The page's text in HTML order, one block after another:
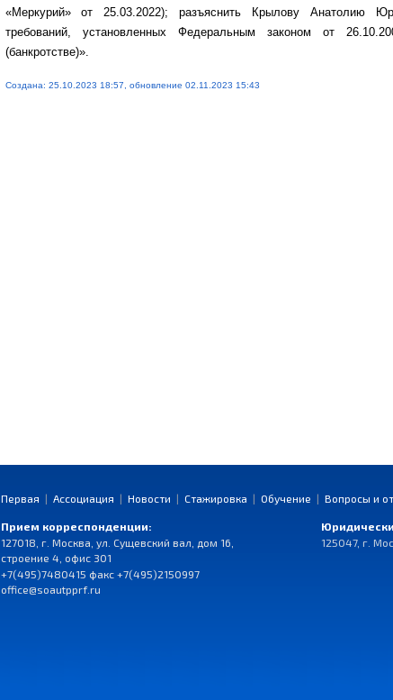
«Меркурий» от 25.03.2022); разъяснить Крылову Анатолию
требований, установленных Федеральным законом от
(банкротстве)».
Создана: 25.10.2023 18:57, обновление 02.11.2023 15:43
Первая | Ассоциация | Новости | Стажировка | Обучение | Вопросы и
Прием корреспонденции:
127018, г. Москва, ул. Сущевский вал, дом 16,
строение 4, офис 301
+7(495)7480415 факс +7(495)2150997
office@soautpprf.ru
125047, г.